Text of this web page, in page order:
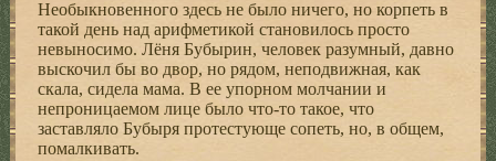
Необыкновенного здесь не было ничего, но корпеть в
такой день над арифметикой становилось просто
невыносимо. Лёня Бубырин, человек разумный, давно
выскочил бы во двор, но рядом, неподвижная, как
скала, сидела мама. В ее упорном молчании и
непроницаемом лице было что-то такое, что
заставляло Бубыря протестующе сопеть, но, в общем,
помалкивать.